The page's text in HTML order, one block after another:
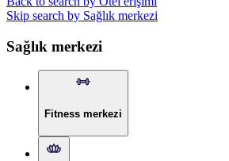
Skip search by Sağlık merkezi
Sağlık merkezi
Fitness merkezi